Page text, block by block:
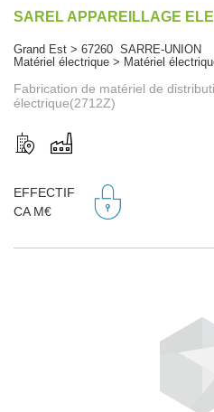
SAREL APPAREILLAGE
Grand Est > 67260 SARRE-UNION
Matériel électrique > Matériel
Fabrication de matériel de
électrique(2712Z)
EFFECTIF
CA M€